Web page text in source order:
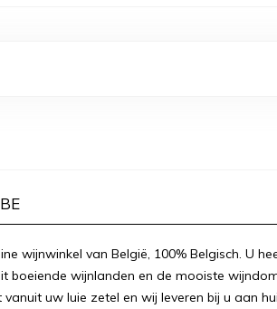
wijnwinkel van België, 100% Belgisch. U
boeiende wijnlanden en de mooiste
uw luie zetel en wij leveren bij u aan